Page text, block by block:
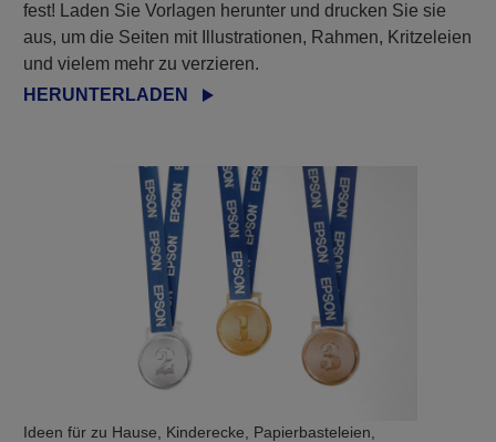
fest! Laden Sie Vorlagen herunter und drucken Sie sie
aus, um die Seiten mit Illustrationen, Rahmen, Kritzeleien
und vielem mehr zu verzieren.
HERUNTERLADEN
Ideen für zu Hause, Kinderecke, Papierbasteleien,